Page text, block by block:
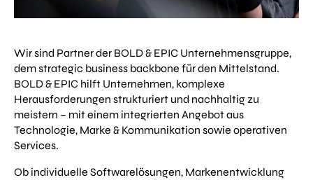
Wir sind Partner der BOLD & EPIC Unternehmensgruppe,
dem strategic business backbone für den Mittelstand.
BOLD & EPIC hilft Unternehmen, komplexe
Herausforderungen strukturiert und nachhaltig zu
meistern – mit einem integrierten Angebot aus
Technologie, Marke & Kommunikation sowie operativen
Services.
Ob individuelle Softwarelösungen, Markenentwicklung